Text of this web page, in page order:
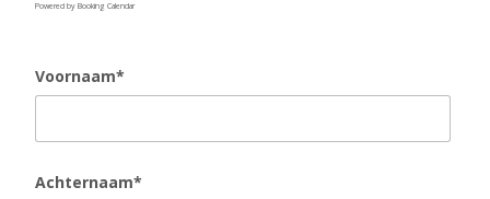
Powered by Booking Calendar
Voornaam*
Achternaam*